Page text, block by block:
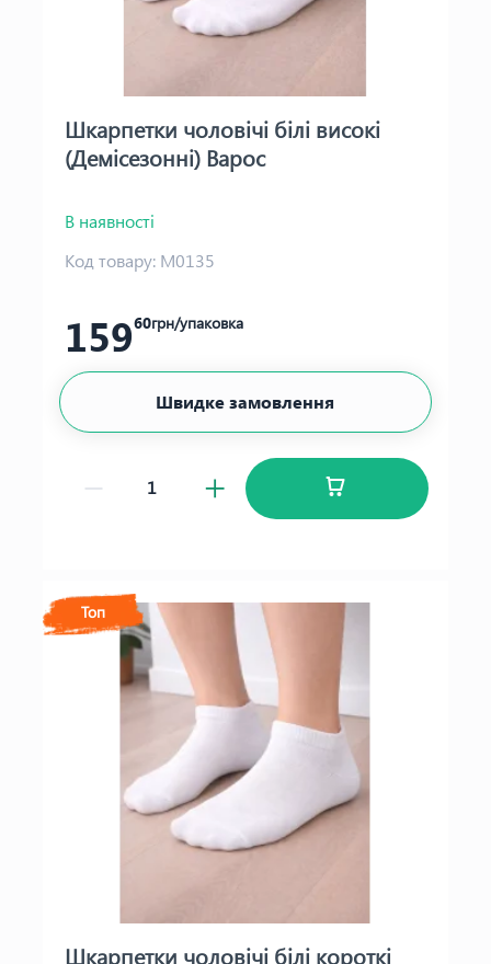
Шкарпетки чоловічі білі високі
(Демісезонні) Варос
В наявності
Код товару: М0135
15960грн/упаковка
Швидке замовлення
Топ
Шкарпетки чоловічі білі короткі